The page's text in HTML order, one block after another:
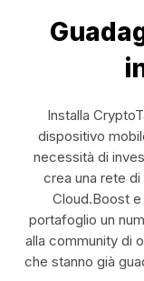
Installa
dispositivo
necessità di
crea una rete
Cloud.Boost
portafoglio un
alla community di
che stanno già